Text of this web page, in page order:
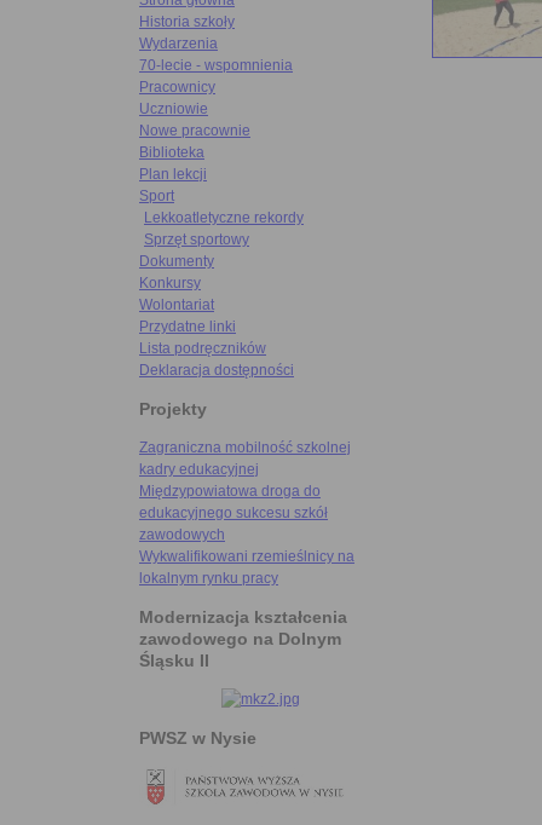
Historia szkoły
Wydarzenia
70-lecie - wspomnienia
Pracownicy
Uczniowie
Nowe pracownie
Biblioteka
Plan lekcji
Sport
Lekkoatletyczne rekordy
Sprzęt sportowy
Dokumenty
Konkursy
Wolontariat
Przydatne linki
Lista podręczników
Deklaracja dostępności
Projekty
Zagraniczna mobilność szkolnej
kadry edukacyjnej
Międzypowiatowa droga do
edukacyjnego sukcesu szkół
zawodowych
Wykwalifikowani rzemieślnicy na
lokalnym rynku pracy
Modernizacja kształcenia
zawodowego na Dolnym
Śląsku II
PWSZ w Nysie